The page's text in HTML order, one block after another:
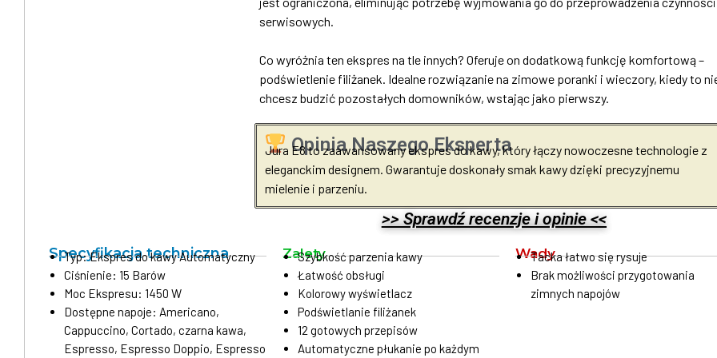
serwisowych.
Co wyróżnia ten ekspres na tle innych? Oferuje on dodatkową funkcję komfortową –
podświetlenie filiżanek. Idealne rozwiązanie na zimowe poranki i wieczory, kiedy to
chcesz budzić pozostałych domowników, wstając jako pierwszy.
Opinia Naszego Eksperta
Jura E8 to zaawansowany ekspres do kawy, który łączy nowoczesne technologie z
eleganckim designem. Gwarantuje doskonały smak kawy dzięki precyzyjnemu
mielenie i parzeniu.
>> Sprawdź recenzje i opinie <<
Specyfikacja techniczna
Typ: Ekspres do kawy Automatyczny
Ciśnienie: 15 Barów
Moc Ekspresu: 1450 W
Dostępne napoje: Americano,
Cappuccino, Cortado, czarna kawa,
Espresso, Espresso Doppio, Espresso
Zalety
Szybkość parzenia kawy
Łatwość obsługi
Kolorowy wyświetlacz
Podświetlanie filiżanek
12 gotowych przepisów
Automatyczne płukanie po każdym
Wady
Tacka łatwo się rysuje
Brak możliwości przygotowania
zimnych napojów